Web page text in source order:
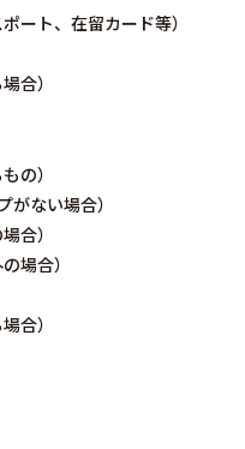
ート、在留カード等）
合）
の）
ない場合）
合）
場合）
合）